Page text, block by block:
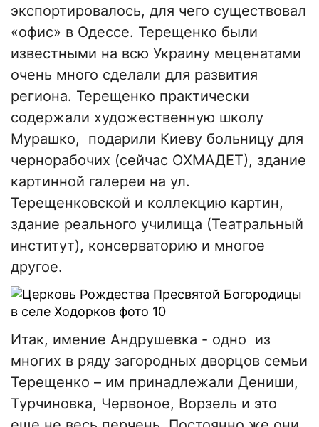
экспортировалось, для чего существовал
«офис» в Одессе. Терещенко были
известными на всю Украину меценатами
очень много сделали для развития
региона. Терещенко практически
содержали художественную школу
Мурашко, подарили Киеву больницу для
чернорабочих (сейчас ОХМАДЕТ), здание
картинной галереи на ул.
Терещенковской и коллекцию картин,
здание реального училища (Театральный
институт), консерваторию и многое
другое.
Итак, имение Андрушевка - одно из
многих в ряду загородных дворцов семьи
Терещенко – им принадлежали Дениши,
Турчиновка, Червоное, Ворзель и это